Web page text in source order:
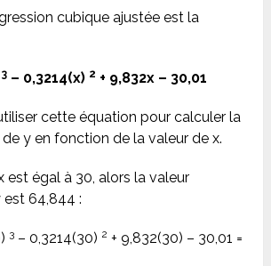
cubique ajustée est la
3 – 0,3214(x) 2 + 9,832x – 30,01
cette équation pour calculer la
y en fonction de la valeur de x.
est égal à 30, alors la valeur
64,844 :
3 – 0,3214(30) 2 + 9,832(30) – 30,01 =